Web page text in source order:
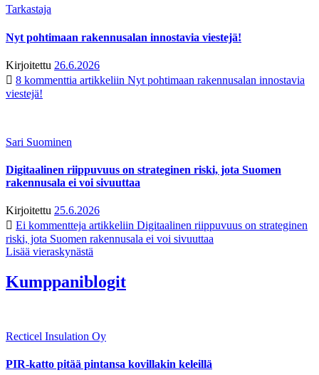
Tarkastaja
Nyt pohtimaan rakennusalan innostavia viestejä!
Kirjoitettu 26.6.2026
8 kommenttia artikkeliin Nyt pohtimaan rakennusalan innostavia
viestejä!
Sari Suominen
Digitaalinen riippuvuus on strateginen riski, jota Suomen
rakennusala ei voi sivuuttaa
Kirjoitettu 25.6.2026
Ei kommentteja artikkeliin Digitaalinen riippuvuus on strateginen
riski, jota Suomen rakennusala ei voi sivuuttaa
Lisää vieraskynästä
Kumppaniblogit
Recticel Insulation Oy
PIR-katto pitää pintansa kovillakin keleillä